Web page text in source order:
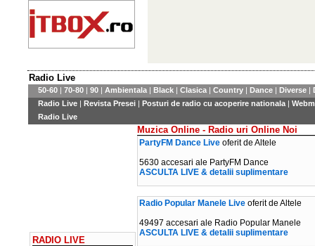
Radio Live
50-60 | 70-80 | 90 | Ambientala | Black | Clasica | Country | Dance | Diverse |
Radio Live | Revista Presei | Posturi de radio cu acoperire nationala |
Radio Live
RADIO LIVE
Muzica Online - Radio uri Online Noi
PartyFM Dance Live oferit de Altele
5630 accesari ale PartyFM Dance
ASCULTA LIVE & detalii suplimentare
Radio Popular Manele Live oferit de Altele
49497 accesari ale Radio Popular Manele
ASCULTA LIVE & detalii suplimentare